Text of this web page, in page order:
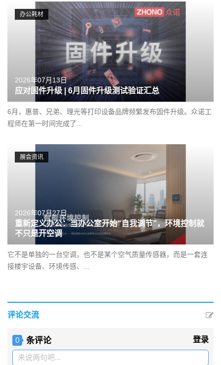
办公耗材
2026年07月13日
应对固件升级 | 6月固件升级测试验证汇总
6月，惠普、兄弟、理光等打印设备品牌频繁发布固件升级。众诺工
程师在第一时间完成了...
展会资讯
2026年07月27日
重新定义办公：当办公室开始“自我调节”，环境控制就
不只是开空调
它不是单独的一台空调，也不是某个空气质量传感器，而是一套连
接楼宇设备、环境传感、...
评论交流
0 条评论 登录
来说两句吧...